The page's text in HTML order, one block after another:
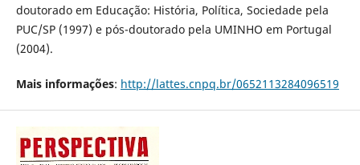
doutorado em Educação: História, Política, Sociedade pela
PUC/SP (1997) e pós-doutorado pela UMINHO em Portugal
(2004).
Mais informações: http://lattes.cnpq.br/0652113284096519